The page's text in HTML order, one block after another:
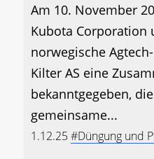
Am 10. November
Kubota Corporation
norwegische
Kilter AS eine
bekanntgegeben,
gemeinsame...
1.12.25#Düngung und